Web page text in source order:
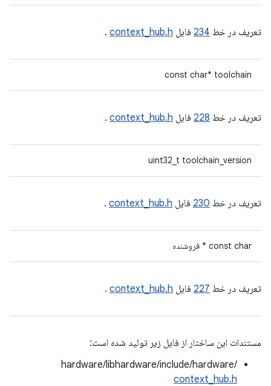
تعریف در خط 234 فایل context_hub.h
.
const char* toolchain
تعریف در خط 228 فایل context_hub.h
.
uint32_t toolchain_version
تعریف در خط 230 فایل context_hub.h
.
const char * فروشنده
تعریف در خط 227 فایل context_hub.h
.
مستندات این ساختار از فایل زیر تولید شده است:
hardware/libhardware/include/hardware/
context_hub.h